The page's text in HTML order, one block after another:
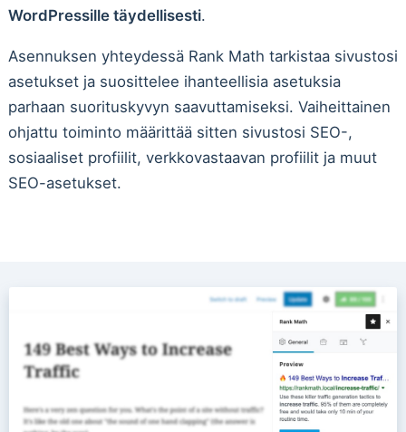
WordPressille täydellisesti.
Asennuksen yhteydessä Rank Math tarkistaa sivustosi
asetukset ja suosittelee ihanteellisia asetuksia
parhaan suorituskyvyn saavuttamiseksi. Vaiheittainen
ohjattu toiminto määrittää sitten sivustosi SEO-,
sosiaaliset profiilit, verkkovastaavan profiilit ja muut
SEO-asetukset.